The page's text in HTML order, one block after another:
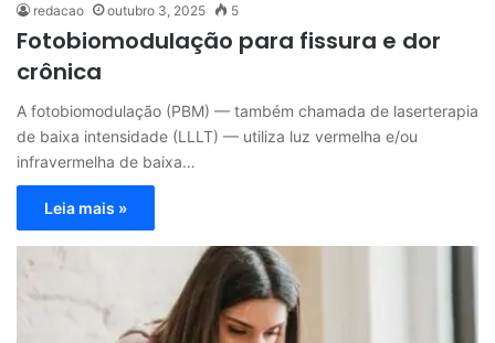
redacao outubro 3, 2025 5
Fotobiomodulação para fissura e dor
crônica
A fotobiomodulação (PBM) — também chamada de laserterapia
de baixa intensidade (LLLT) — utiliza luz vermelha e/ou
infravermelha de baixa…
Leia mais »